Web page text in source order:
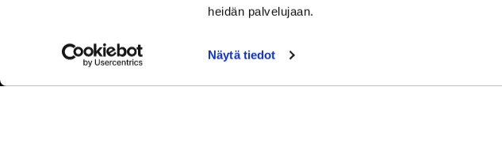
heidän palvelujaan.
Näytä tiedot